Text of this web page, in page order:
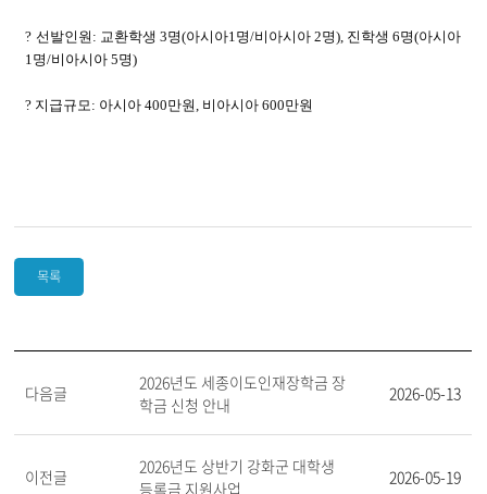
? 선발인원: 교환학생 3명(아시아1명/비아시아 2명), 진학생 6명(아시아
1명/비아시아 5명)
? 지급규모: 아시아 400만원, 비아시아 600만원
목록
다음글
2026년도 세종이도인재장학금 장
학금 신청 안내
2026-05-13
이전글
2026년도 상반기 강화군 대학생
등록금 지원사업
2026-05-19